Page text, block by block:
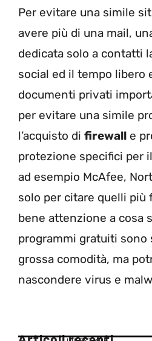
Per evitare una simile
avere più di una mail,
dedicata solo a contatti
social ed il tempo libero
documenti privati
per evitare una simile
l’acquisto di firewall e
protezione specifici per
ad esempio McAfee,
solo per citare quelli più
bene attenzione a cosa
programmi gratuiti sono
grossa comodità, ma
nascondere virus e